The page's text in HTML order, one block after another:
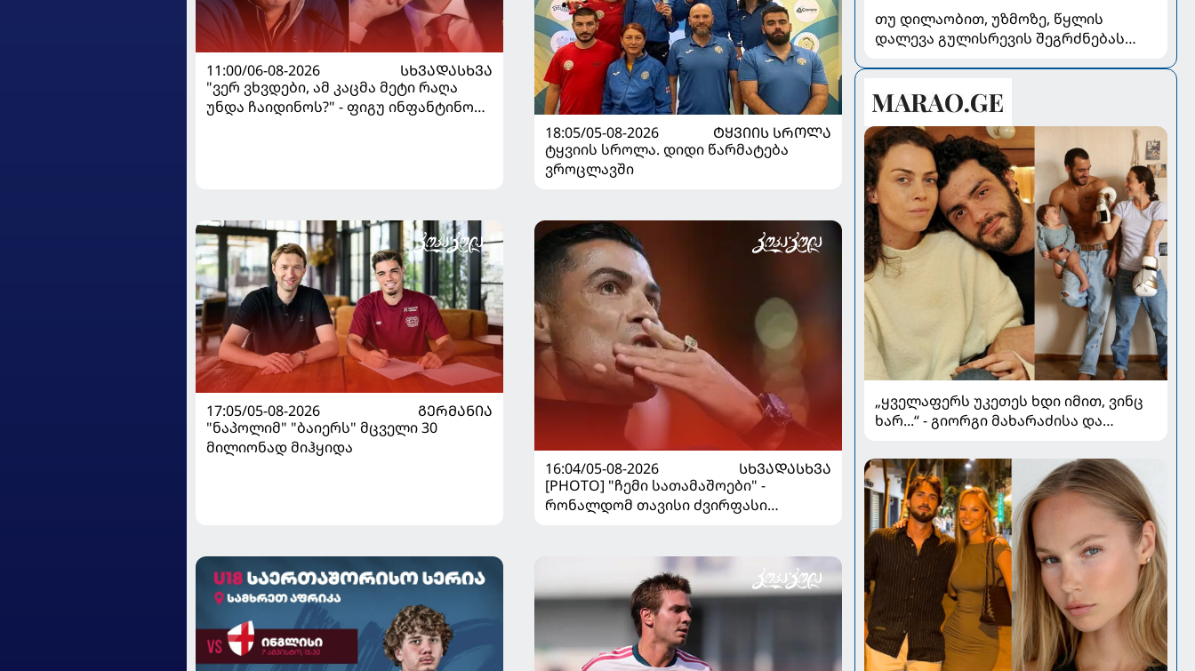
11:00/06-08-2026
ᲡᲮᲕᲐᲓᲐᲡᲮᲕᲐ
"ვერ ვხვდები, ამ კაცმა მეტი რაღა
უნდა ჩაიდინოს?" - ფიგუ ინფანტინოს
18:05/05-08-2026
ᲢᲧᲕᲘᲘᲡ ᲡᲠᲝᲚᲐ
ტყვიის სროლა. დიდი წარმატება
ვროცლავში
17:05/05-08-2026
ᲒᲔᲠᲛᲐᲜᲘᲐ
"ნაპოლიმ" "ბაიერს" მცველი 30
მილიონად მიჰყიდა
16:04/05-08-2026
ᲡᲮᲕᲐᲓᲐᲡᲮᲕᲐ
[PHOTO] "ჩემი სათამაშოები" -
რონალდომ თავისი ძვირფასი
თუ დილაობით, უზმოზე, წყლის
დალევა გულისრევის შეგრძნებას
„ყველაფერს უკეთეს ხდი იმით, ვინც
ხარ...“ - გიორგი მახარაძისა და
ამბავი